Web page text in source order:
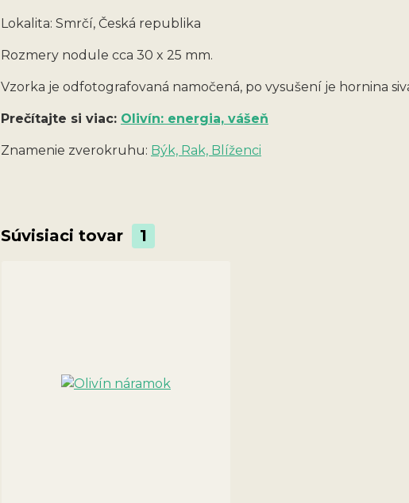
Lokalita: Smrčí, Česká republika
Rozmery nodule cca 30 x 25 mm.
Vzorka je odfotografovaná namočená, po vysušení je hornina
Prečítajte si viac: Olivín: energia, vášeň
Znamenie zverokruhu: Býk, Rak, Blíženci
Súvisiaci tovar 1